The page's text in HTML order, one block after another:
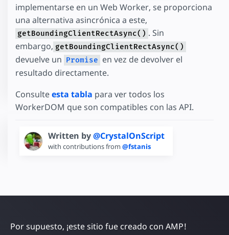
implementarse en un Web Worker, se proporciona
una alternativa asincrónica a este,
getBoundingClientRectAsync() . Sin
embargo, getBoundingClientRectAsync()
devuelve un Promise en vez de devolver el
resultado directamente.
Consulteesta tabla para ver todos los
WorkerDOM que son compatibles con las API.
Written by@CrystalOnScript
with contributions from @fstanis
Por supuesto, ¡este sitio fue creado con AMP!